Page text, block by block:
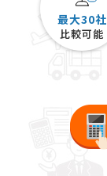
最大30社
比較可能